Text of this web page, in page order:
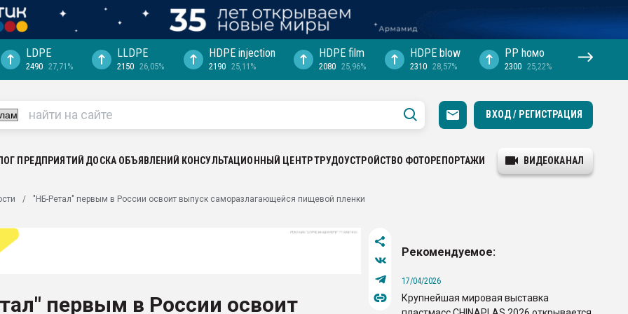
выходит на
рынке
LDPE
2490 27,71%
LLDPE
2150 26,05%
HDPE injection
2190 25,11%
HDPE film
2080 25,96%
HDPE blow
2310 28,57%
PP hомо
2300 25,22%
ВХОД / РЕГИСТРАЦИЯ
ПРЕДПРИЯТИЙ ДОСКА ОБЪЯВЛЕНИЙ КОНСУЛЬТАЦИОННЫЙ ЦЕНТРТРУДОУСТРОЙСТВО ФОТОРЕПОРТАЖИ ВИДЕОКАНАЛ
"НБ-Ретал" первым в России освоит выпуск саморазлагающейся пищевой пленки
первым в России освоит
Рекомендуемое:
17/04/2026
Крупнейшая мировая выставка